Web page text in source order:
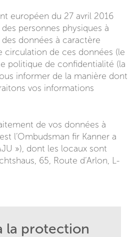
européen du 27 avril 2016
personnes physiques à
données à caractère
circulation de ces données (le
politique de confidentialité (la
informer de la manière dont
vos informations
de vos données à
l’Ombudsman fir Kanner a
»), dont les locaux sont
65, Route d’Arlon, L-
la protection